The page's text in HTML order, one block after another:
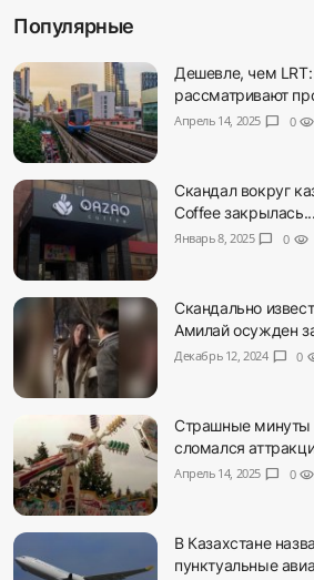
Популярные
Дешевле, чем
рассматривают
Апрель 14, 2025 chat_bubble 0 visibility
Скандал вокруг
Coffee закрылась...
Январь 8, 2025 chat_bubble 0 visibility
Скандально
Амилай осужден
Декабрь 12, 2024 chat_bubble 0
Страшные минуты
сломался
Апрель 14, 2025 chat_bubble 0 visibility
В Казахстане
пунктуальные